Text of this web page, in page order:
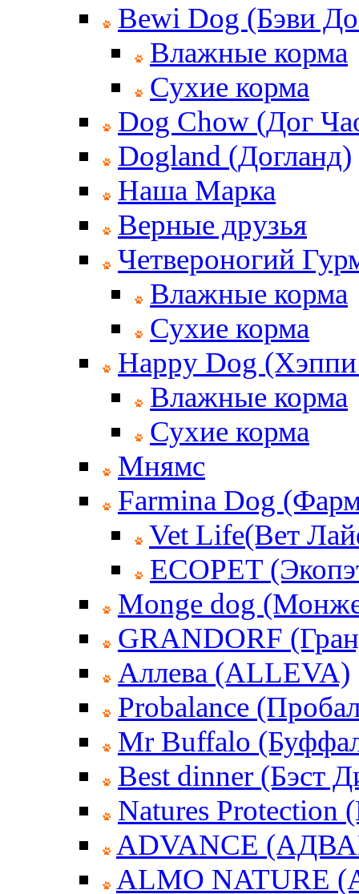
Bewi Dog (Бэви
Влажные корма
Сухие корма
Dog Chow (Дог
Dogland (Догланд)
Наша Марка
Верные друзья
Четвероногий
Влажные корма
Сухие корма
Happy Dog
Влажные корма
Сухие корма
Мнямс
Farmina Dog
Vet Life(Вет
ECOPET
Monge dog
GRANDORF
Аллева (ALLEVA)
Probalance
Mr Buffalo
Best dinner (Бэст
Natures Protection
ADVANCE
ALMO